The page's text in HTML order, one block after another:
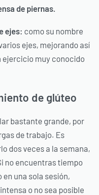
de piernas.
ejes: como su nombre
ejes, mejorando así
ejercicio muy conocido
de glúteo
bastante grande, por
de trabajo. Es
dos veces a la semana,
no encuentras tiempo
una sola sesión,
o no sea posible